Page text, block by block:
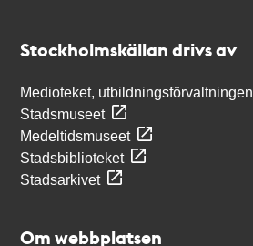
Stockholmskällan drivs av
Medioteket, utbildningsförvaltningen
Stadsmuseet
Medeltidsmuseet
Stadsbiblioteket
Stadsarkivet
Om webbplatsen